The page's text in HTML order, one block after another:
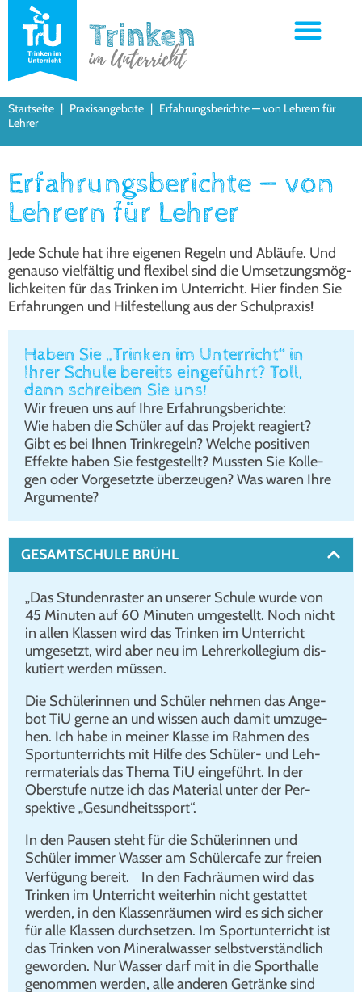
Startseite | Praxisangebote | Erfahrungsberichte — von Lehrern für
Lehrer
Erfahrungsberichte — von
Lehrern für Lehrer
Jede Schu­le hat ihre eige­nen Regeln und Abläu­fe. Und
genau­so viel­fäl­tig und fle­xi­bel sind die Umset­zungs­mög­
lich­kei­ten für das Trin­ken im Unter­richt. Hier fin­den Sie
Erfah­run­gen und Hil­fe­stel­lung aus der Schul­pra­xis!
Haben Sie „Trinken im Unterricht“ in
Ihrer Schule bereits eingeführt? Toll,
dann schreiben Sie uns!
Wir freu­en uns auf Ihre Erfah­rungs­be­rich­te:
Wie haben die Schü­ler auf das Pro­jekt reagiert?
Gibt es bei Ihnen Trink­re­geln? Wel­che posi­ti­ven
Effek­te haben Sie fest­ge­stellt? Muss­ten Sie Kol­le­
gen oder Vor­ge­setz­te über­zeu­gen? Was waren Ihre
Argu­men­te?
GESAMT­SCHU­LE BRÜHL
„Das Stun­den­ras­ter an unse­rer Schu­le wur­de von
45 Minu­ten auf 60 Minu­ten umge­stellt. Noch nicht
in allen Klas­sen wird das Trin­ken im Unter­richt
umge­setzt, wird aber neu im Leh­rer­kol­le­gi­um dis­
ku­tiert wer­den müs­sen.
Die Schü­le­rin­nen und Schü­ler neh­men das Ange­
bot TiU ger­ne an und wis­sen auch damit umzu­ge­
hen. Ich habe in mei­ner Klas­se im Rah­men des
Sport­un­ter­richts mit Hil­fe des Schü­ler- und Leh­
rer­ma­te­ri­als das The­ma TiU ein­ge­führt. In der
Ober­stu­fe nut­ze ich das Mate­ri­al unter der Per­
spek­ti­ve „Gesund­heits­sport“.
In den Pau­sen steht für die Schü­le­rin­nen und
Schü­ler immer Was­ser am Schü­ler­ca­fe zur frei­en
Ver­fü­gung bereit. In den Fach­räu­men wird das
Trin­ken im Unter­richt wei­ter­hin nicht gestat­tet
wer­den, in den Klas­sen­räu­men wird es sich sicher
für alle Klas­sen durch­set­zen. Im Sport­un­ter­richt ist
das Trin­ken von Mine­ral­was­ser selbst­ver­ständ­lich
gewor­den. Nur Was­ser darf mit in die Sport­hal­le
genom­men wer­den, alle ande­ren Geträn­ke sind